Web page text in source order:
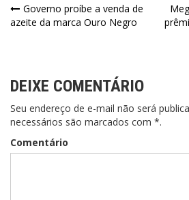
Navegação
Governo proíbe a venda de
azeite da marca Ouro Negro
DEIXE COMENTÁRIO
Seu endereço de e-mail não será
necessários são marcados com *.
Comentário